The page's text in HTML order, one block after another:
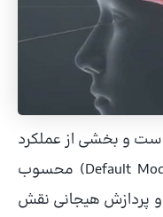
و بخشی از عملکرد
شبکه پیش‌فرض مغز (Default Mode Network) محسوب
و پردازش هیجانی نقش